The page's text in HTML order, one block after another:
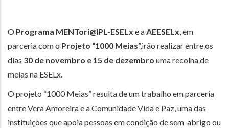
O Programa MENTori@IPL-ESELx e aAEESELx, em
parceria com o Projeto “1000 Meias”,irão realizar entre os
dias 30 de novembro e 15 de dezembro uma recolha de
meias na ESELx.
O projeto “1000 Meias” resulta de um trabalho em parceria
entre Vera Amoreira e a Comunidade Vida e Paz, uma das
instituições que apoia pessoas em condição de sem-abrigo ou